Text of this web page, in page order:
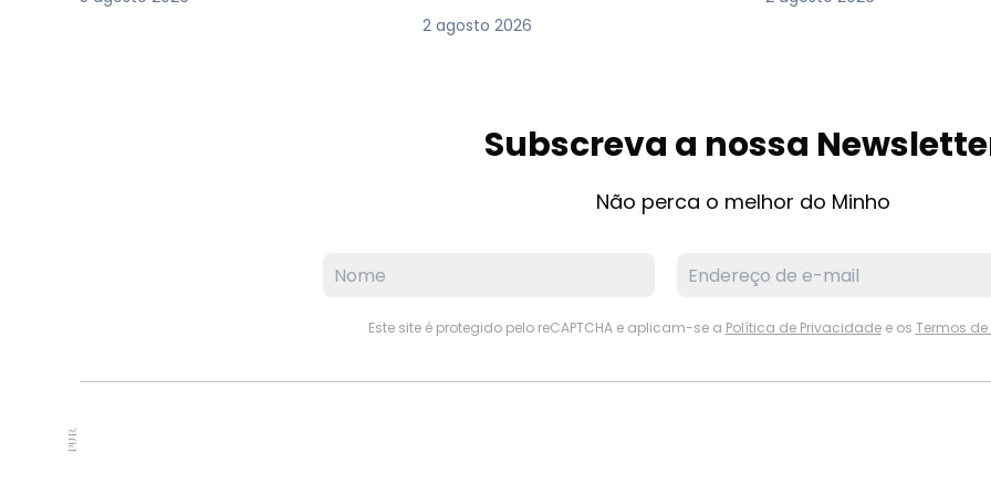
2 agosto 2026
Subscreva a nossa
Não perca o melhor do Minho
Este site é protegido pelo reCAPTCHA e aplicam-se a Política de Privacidadee os Termos de
PUB.